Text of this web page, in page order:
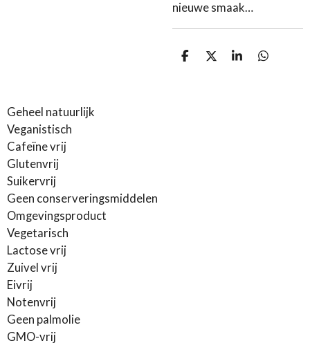
nieuwe smaak…
D
D
S
D
Geheel natuurlijk
Veganistisch
Cafeïne vrij
Glutenvrij
Suikervrij
Geen conserveringsmiddelen
Omgevingsproduct
Vegetarisch
Lactose vrij
Zuivel vrij
Eivrij
Notenvrij
Geen palmolie
GMO-vrij